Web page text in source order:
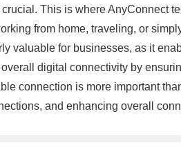
This is where AnyConnect
from home, traveling, or
valuable for businesses, as it
digital connectivity by
connection is more important
and enhancing overall